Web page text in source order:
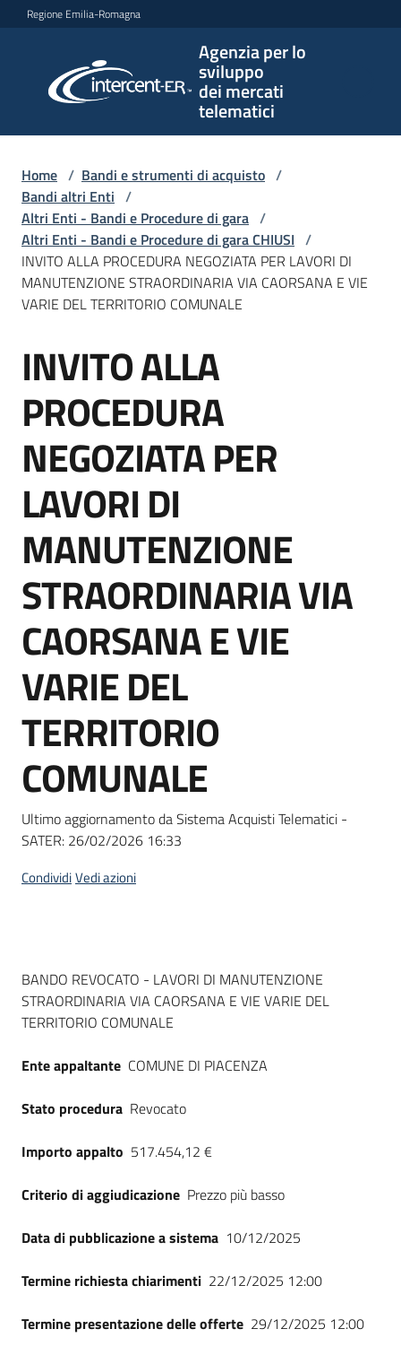
Vai al contenuto
Vai alla navigazione
Vai al footer
Regione Emilia-Romagna
Agenzia per lo
sviluppo
dei mercati
telematici
per lo
sviluppo
telematici
L'Agenzia
e
strumenti
acquisto
Supporto
Piattaforme
telematiche
English
Seguici
su
Home / Bandi e strumenti di acquisto /
Bandi altri Enti /
Altri Enti - Bandi e Procedure di gara /
Altri Enti - Bandi e Procedure di gara CHIUSI /
INVITO ALLA PROCEDURA NEGOZIATA PER LAVORI DI
MANUTENZIONE STRAORDINARIA VIA CAORSANA E VIE
VARIE DEL TERRITORIO COMUNALE
Salta al contenuto
INVITO ALLA
PROCEDURA
NEGOZIATA PER
LAVORI DI
MANUTENZIONE
STRAORDINARIA VIA
CAORSANA E VIE
VARIE DEL
TERRITORIO
COMUNALE
Ultimo aggiornamento da Sistema Acquisti Telematici -
SATER: 26/02/2026 16:33
CondividiVedi azioni
Dati del bando
BANDO REVOCATO - LAVORI DI MANUTENZIONE
STRAORDINARIA VIA CAORSANA E VIE VARIE DEL
TERRITORIO COMUNALE
Ente appaltante COMUNE DI PIACENZA
Stato procedura Revocato
Importo appalto 517.454,12 €
Criterio di aggiudicazione Prezzo più basso
Data di pubblicazione a sistema 10/12/2025
Termine richiesta chiarimenti 22/12/2025 12:00
Termine presentazione delle offerte 29/12/2025 12:00